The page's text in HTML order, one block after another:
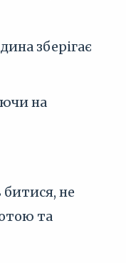
зберігає
на
не
та